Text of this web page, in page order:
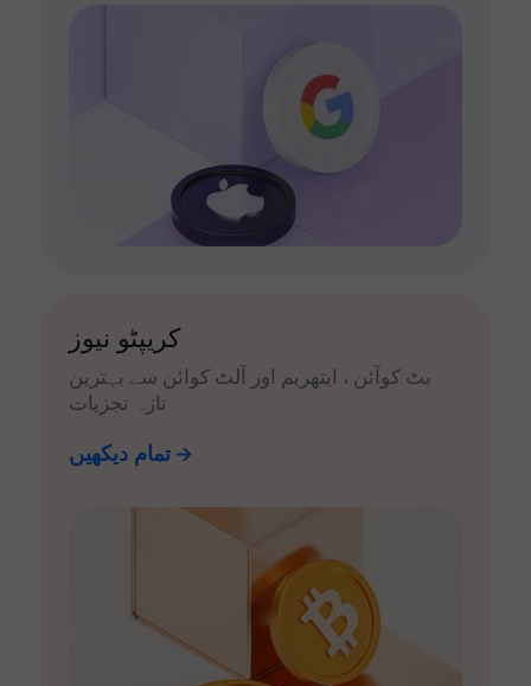
کریپٹو نیوز
بٹ کوآئن ، ایتھریم اور آلٹ کوائن سے بہترین
تازہ تجزیات
تمام دیکھیں